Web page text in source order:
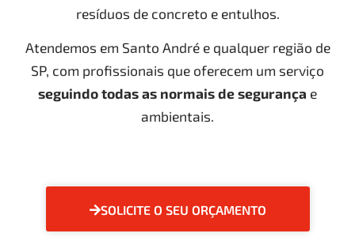
resíduos de concreto e entulhos.
Atendemos em Santo André e qualquer região de
SP, com profissionais que oferecem um serviço
seguindo todas as normais de segurança e
ambientais.
SOLICITE O SEU ORÇAMENTO